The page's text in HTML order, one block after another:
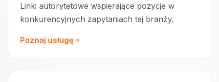
Linki autorytetowe wspierające pozycje w
konkurencyjnych zapytaniach tej branży.
Poznaj usługę